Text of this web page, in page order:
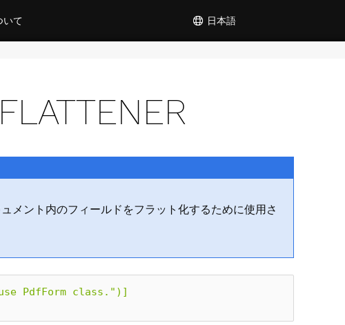
日本語
いて
メント内のフィールドをフラット化するために使用さ
PdfForm class.")]